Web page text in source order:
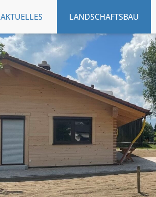
AKTUELLES LANDSCHAFTSBAU